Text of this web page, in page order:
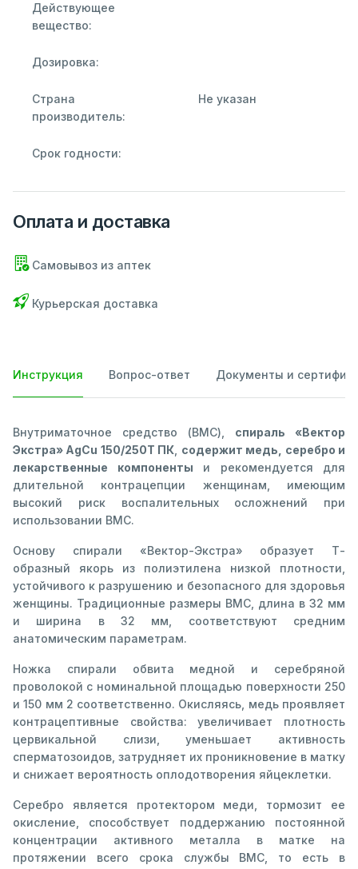
Действующее
вещество:
Дозировка:
Страна
производитель:
Не указан
Срок годности:
Оплата и доставка
Самовывоз из аптек
Курьерская доставка
Инструкция Вопрос-ответ Документы и
Внутриматочное средство (ВМС), спираль «Вектор
Экстра» AgCu 150/250Т ПК содержит медь, серебро и
лекарственные компоненты и рекомендуется для
длительной контрацепции женщинам, имеющим
высокий риск воспалительных осложнений при
использовании ВМС.
Основу спирали «Вектор-Экстра» образует Т-
образный якорь из полиэтилена низкой плотности,
устойчивого к разрушению и безопасного для здоровья
женщины. Традиционные размеры ВМС, длина в 32 мм
и ширина в 32 мм, соответствуют средним
анатомическим параметрам.
Ножка спирали обвита медной и серебряной
проволокой с номинальной площадью поверхности 250
и 150 мм 2 соответственно. Окисляясь, медь проявляет
контрацептивные свойства: увеличивает плотность
цервикальной слизи, уменьшает активность
сперматозоидов, затрудняет их проникновение в матку
и снижает вероятность оплодотворения яйцеклетки.
Серебро является протектором меди, тормозит ее
окисление, способствует поддержанию постоянной
концентрации активного металла в матке на
протяжении всего срока службы ВМС, то есть в